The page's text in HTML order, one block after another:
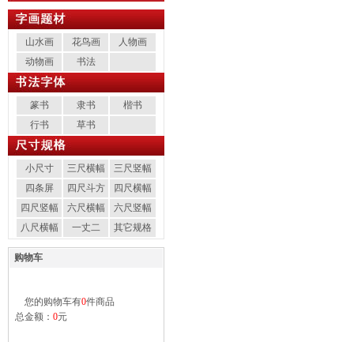
山水画 花鸟画
人物画
动物画
书法
篆书 隶书
楷书
行书
草书
小尺寸 三尺横幅
三尺竖幅
四条屏
四尺斗方
四尺横幅
四尺竖幅
六尺横幅
六尺竖幅
八尺横幅
一丈二 其它规格
购物车
您的购物车有0件商品
总金额： 0元